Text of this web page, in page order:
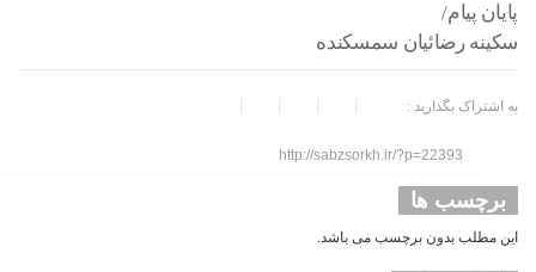
پایان پیام/
سکینه رضائیان سمسکنده
به اشتراک بگذارید :
http://sabzsorkh.ir/?p=22393
برچسب ها
این مطلب بدون برچسب می باشد.